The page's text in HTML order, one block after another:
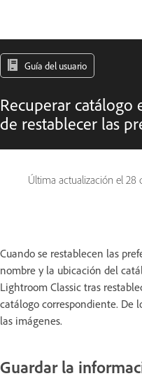
Guía del usuario
Recuperar catálogo
de restablecer las
Última actualización el 28
Cuando se restablecen las
nombre y la ubicación del
Lightroom Classic tras
catálogo correspondiente. De
las imágenes.
Guardar la